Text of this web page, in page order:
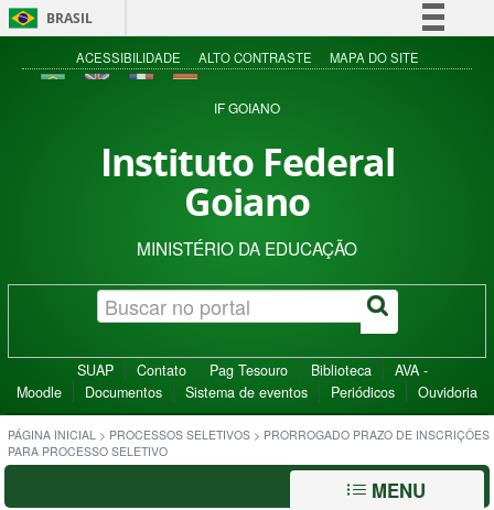
BRASIL
Simplifique!
Acesso à informação
ACESSIBILIDADE ALTO CONTRASTE MAPA DO SITE
IF GOIANO
Instituto Federal
Goiano
MINISTÉRIO DA EDUCAÇÃO
SUAP Contato Pag Tesouro Biblioteca
AVA -
Moodle
Documentos Sistema de eventos Periódicos Ouvidoria
PÁGINA INICIAL > PROCESSOS SELETIVOS > PRORROGADO PRAZO DE INSCRIÇÕES
PARA PROCESSO SELETIVO
MENU